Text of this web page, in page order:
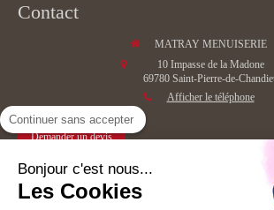
Contact
MATRAY MENUISERIE
10 Impasse de la Madone
69780 Saint-Pierre-de-
Afficher le téléphone
Demander un devis
©2020 MATRAY MENUISERIE - Menuiserie
Continuer sans accepter
Bonjour c'est nous...
Les Cookies